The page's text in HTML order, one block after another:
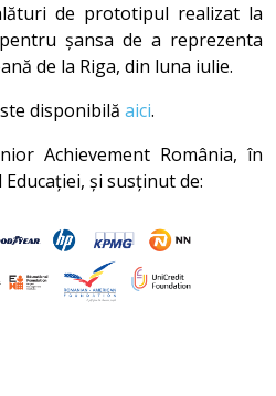
de prototipul realizat la
șansa de a reprezenta
de la Riga, din luna iulie.
disponibilă aici.
Achievement România, în
și susținut de: